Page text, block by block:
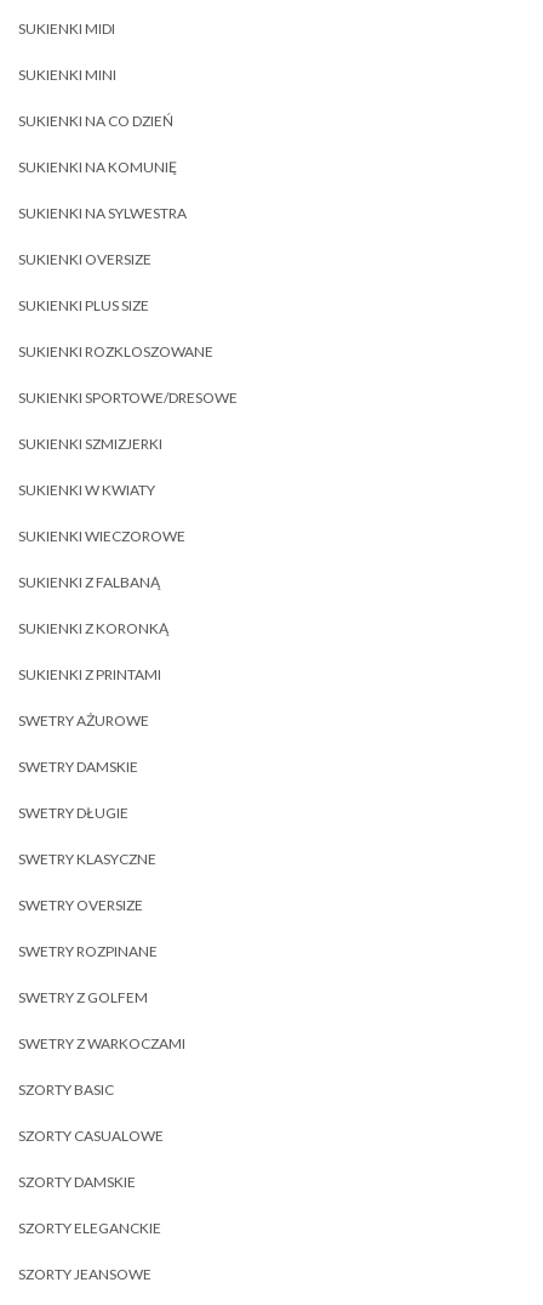
SUKIENKI MIDI
SUKIENKI MINI
SUKIENKI NA CO DZIEŃ
SUKIENKI NA KOMUNIĘ
SUKIENKI NA SYLWESTRA
SUKIENKI OVERSIZE
SUKIENKI PLUS SIZE
SUKIENKI ROZKLOSZOWANE
SUKIENKI SPORTOWE/DRESOWE
SUKIENKI SZMIZJERKI
SUKIENKI W KWIATY
SUKIENKI WIECZOROWE
SUKIENKI Z FALBANĄ
SUKIENKI Z KORONKĄ
SUKIENKI Z PRINTAMI
SWETRY AŻUROWE
SWETRY DAMSKIE
SWETRY DŁUGIE
SWETRY KLASYCZNE
SWETRY OVERSIZE
SWETRY ROZPINANE
SWETRY Z GOLFEM
SWETRY Z WARKOCZAMI
SZORTY BASIC
SZORTY CASUALOWE
SZORTY DAMSKIE
SZORTY ELEGANCKIE
SZORTY JEANSOWE